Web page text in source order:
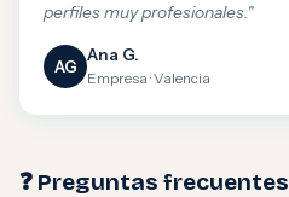
perfiles muy profesionales."
AG
Ana G.
Empresa · Valencia
❓ Preguntas frecuentes